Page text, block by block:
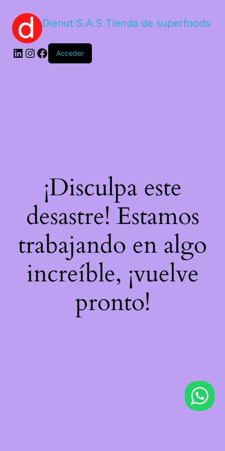
Dienut S.A.S Tienda de superfoods
Acceder
¡Disculpa este
desastre! Estamos
trabajando en algo
increíble, ¡vuelve
pronto!